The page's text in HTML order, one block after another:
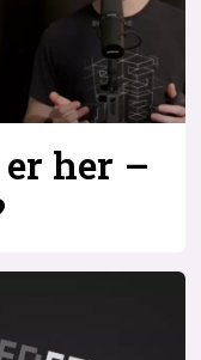
er her –